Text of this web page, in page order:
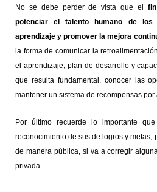
No se debe perder de vista que el
potenciar el talento humano de los
aprendizaje y promover la mejora
la forma de comunicar la
el aprendizaje, plan de desarrollo y
que resulta fundamental, conocer las
mantener un sistema de recompensas por
Por último recuerde lo importante
reconocimiento de sus de logros y metas,
de manera pública, si va a corregir
privada.